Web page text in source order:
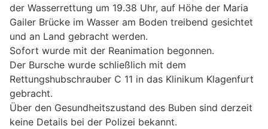
der Wasserrettung um 19.38 Uhr, auf Höhe der Maria
Gailer Brücke im Wasser am Boden treibend gesichtet
und an Land gebracht werden.
Sofort wurde mit der Reanimation begonnen.
Der Bursche wurde schließlich mit dem
Rettungshubschrauber C 11 in das Klinikum Klagenfurt
gebracht.
Über den Gesundheitszustand des Buben sind derzeit
keine Details bei der Polizei bekannt.